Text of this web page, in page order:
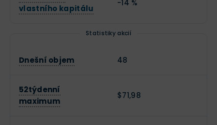
vlastního kapitálu
-14 %
Statistiky akcií
Dnešní objem 48
52týdenní
maximum
$71,98